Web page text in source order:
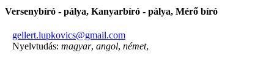
Versenybíró - pálya, Kanyarbíró - pálya, Mérő bíró
gellert.lupkovics@gmail.com
Nyelvtudás: magyar, angol, német,